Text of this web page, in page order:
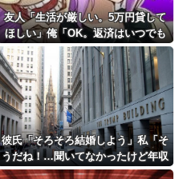
職場で電話を取った新入社員
の女子がヒワイなことを言われ
てショックを受けたことがあっ
た
パートタイマーで月16万稼い
でいるのに月20万使おうとする
のクソ
彼氏「最近冷たくない？」私
「だって人前で触ってくるじゃ
ん」→公共の場でも痴漢みたい
に体を触ってくる彼氏が嫌にな
り…
【画像】人気女子アナさんの
谷〇厳選ｗｗｗｗ他
友人「生活が厳しい。5万円貸して
ほしい」俺「OK。返済はいつでも
いいよ」→後日、友人のSNSを見
て…
彼氏「そろそろ結婚しよう」私「そ
うだね！…聞いてなかったけど年収
とかって聞いてもいい？」彼氏「2